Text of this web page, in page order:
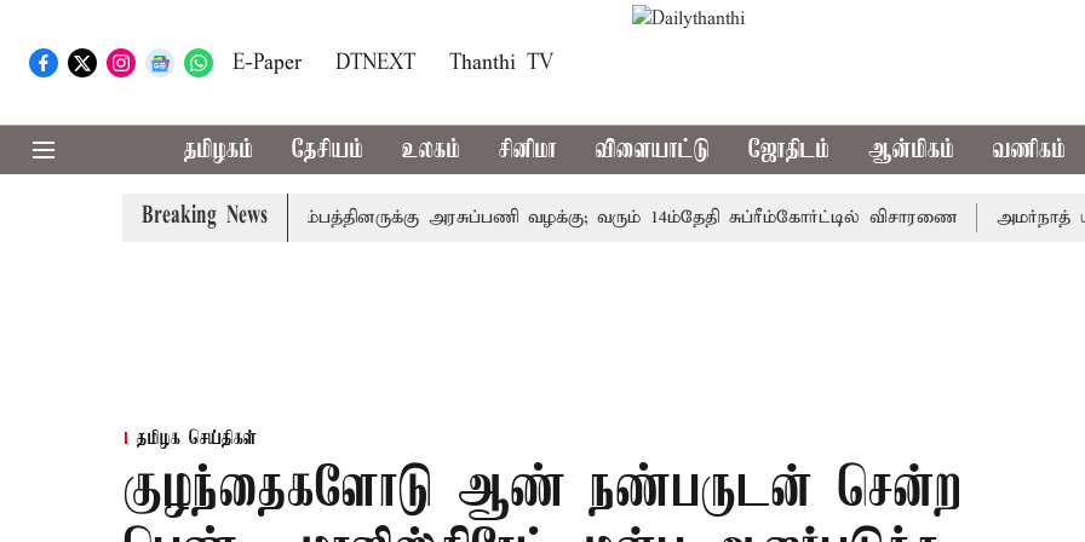
E-Paper DTNEXT Thanthi TV
தமிழகம் தேசியம் உலகம் சினிமா விளையாட்டு ஜோதிடம் ஆன்மிகம் வணிகம்
Breaking News
இறந்தோரின் குடும்பத்தினருக்கு அரசுப்பணி வழக்கு; வரும் 14ம்தேதி சுப்ரீம்கோர்ட்டில் விசாரணை அமர்நாத்
தமிழக செய்திகள்
குழந்தைகளோடு ஆண் நண்பருடன் சென்ற